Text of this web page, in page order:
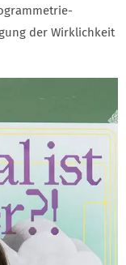
der Wirklichkeit